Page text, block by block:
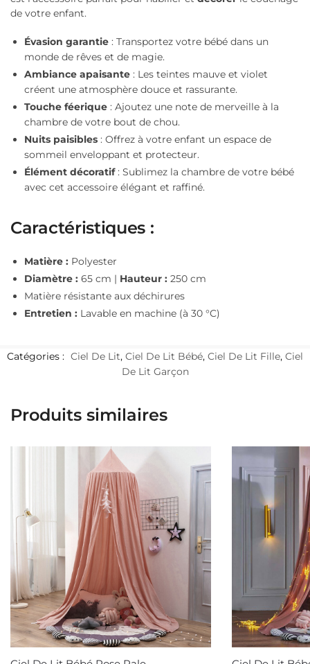
de votre enfant.
Évasion garantie : Transportez votre bébé dans un
monde de rêves et de magie.
Ambiance apaisante : Les teintes mauve et violet
créent une atmosphère douce et rassurante.
Touche féerique : Ajoutez une note de merveille à la
chambre de votre bout de chou.
Nuits paisibles : Offrez à votre enfant un espace de
sommeil enveloppant et protecteur.
Élément décoratif: Sublimez la chambre de votre bébé
avec cet accessoire élégant et raffiné.
Caractéristiques :
Matière : Polyester
Diamètre : 65 cm | Hauteur : 250 cm
Matière résistante aux déchirures
Entretien : Lavable en machine (à 30 °C)
Catégories : Ciel De Lit, Ciel De Lit Bébé, Ciel De Lit Fille, Ciel
De Lit Garçon
Produits similaires